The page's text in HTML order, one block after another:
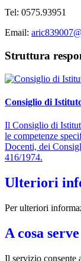
Tel: 0575.93951
Email:
Struttura
Consiglio di
Il Consiglio di
le competenze
Docenti, dei
416/1974.
Ulteriori
Per ulteriori
A cosa serve
Il servizio consente